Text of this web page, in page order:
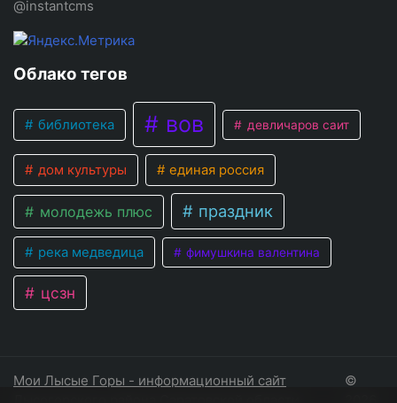
@instantcms
Облако тегов
библиотека вов девличаров саит
дом культуры единая россия
молодежь плюс праздник
река медведица фимушкина валентина
цсзн
Мои Лысые Горы - информационный сайт
©